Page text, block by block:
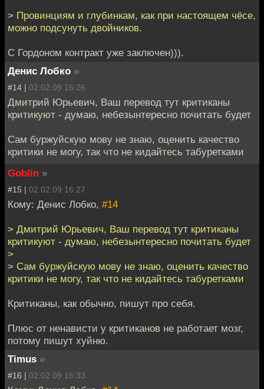
> Провинциям и глубинкам, как при настоящем чёсе,
можно подсунуть двойников.
С Гордоном контракт уже заключен))).
Денис Лобко »
#14 | 02.02.09 16:26
Дмитрий Юрьевич, Ваш перевод тут критиканы
критикуют - думаю, небезынтересно почитать будет
Сам буржуйскую мову не знаю, оценить качество
критики не могу, так что не кидайтесь табуретками
Goblin »
#15 | 02.02.09 16:27
Кому: Денис Лобко, #14
> Дмитрий Юрьевич, Ваш перевод тут критиканы
критикуют - думаю, небезынтересно почитать будет
>
> Сам буржуйскую мову не знаю, оценить качество
критики не могу, так что не кидайтесь табуретками
Критиканы, как обычно, пишут про себя.
Плюс от ненависти у критиканов не работает мозг,
потому пишут хуйню.
Timus »
#16 | 02.02.09 16:33